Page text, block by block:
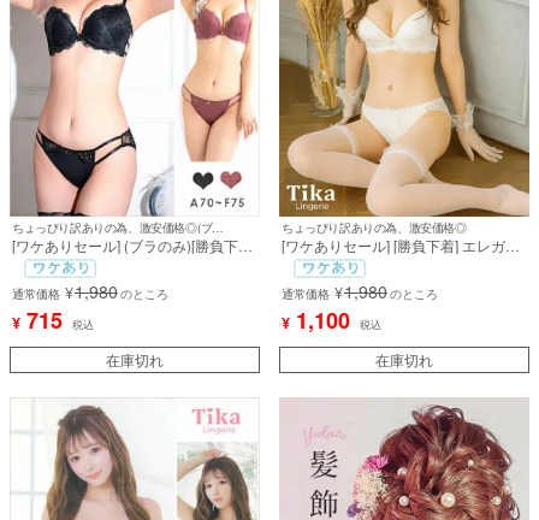
ちょっぴり訳ありの為、激安価格◎(ブラのみ)
[ワケありセール] (ブラのみ)[勝負下着]
ラグジュアリーコードレースカップブ
ラジャー＆ショーツ2点セット
通常価格 ¥1,980のところ
¥ 715 税込
在庫切れ
ちょっぴり訳ありの為、激安価格◎
[ワケありセール] [勝負下着] エレガン
トフラワーレース刺繍サテンカップブ
ラジャー＆ショーツ2点セット
通常価格 ¥1,980のところ
¥ 1,100 税込
在庫切れ